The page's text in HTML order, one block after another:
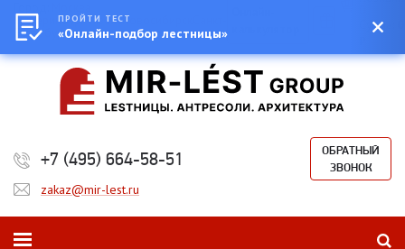
ЕкатеринбургКазаньНовосибирск
Петербург
Сумма:
+7 (495) 664-58-51
ОБРАТНЫЙ
ЗВОНОК
zakaz@mir-lest.ru
ПРОЙТИ ТЕСТ
«Онлайн-подбор лестницы»